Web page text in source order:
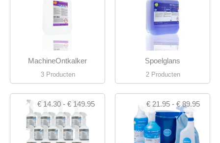
MachineOntkalker
3 Producten
Spoelglans
2 Producten
€ 14.30 - € 149.95 € 21.95 - € 89.95